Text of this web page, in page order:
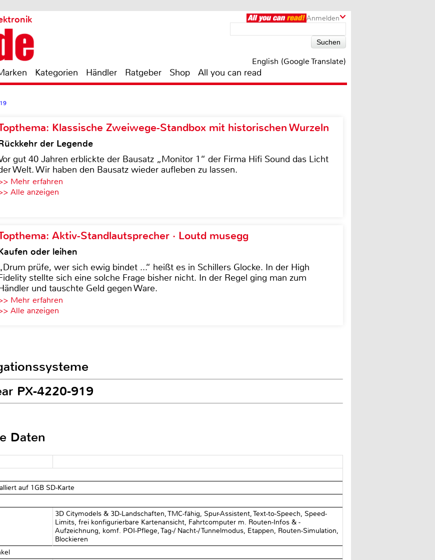
Anmelden
English (Google Translate)
Kategorien Händler Ratgeber Shop All you can read
Klassische Zweiwege-Standbox mit historischen Wurzeln
der Legende
gut 40 Jahren erblickte der Bausatz „Monitor 1“ der Firma Hifi Sound das Licht
Welt. Wir haben den Bausatz wieder aufleben zu lassen.
Mehr erfahren
Alle anzeigen
Aktiv-Standlautsprecher · Loutd musegg
oder leihen
prüfe, wer sich ewig bindet ...“ heißt es in Schillers Glocke. In der High
stellte sich eine solche Frage bisher nicht. In der Regel ging man zum
und tauschte Geld gegen Ware.
Mehr erfahren
Alle anzeigen
PX-4220-919
Daten
auf 1GB SD-Karte
3D Citymodels & 3D-Landschaften, TMC-fähig, Spur-Assistent, Text-to-Speech, Speed-
Limits, frei konfigurierbare Kartenansicht, Fahrtcomputer m. Routen-Infos & -
Aufzeichnung, komf. POI-Pflege, Tag-/ Nacht-/ Tunnelmodus, Etappen, Routen-Simulation,
Blockieren